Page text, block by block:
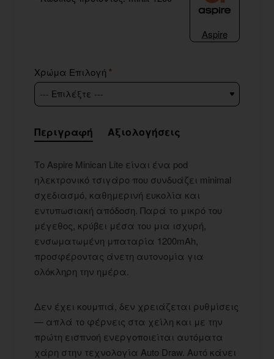
Aspire
Χρώμα Επιλογή
Περιγραφή Αξιολογήσεις
Το Aspire Minican Lite είναι ένα pod
ηλεκτρονικό τσιγάρο που συνδυάζει minimal
σχεδιασμό, καθημερινή ευκολία και
εντυπωσιακή απόδοση. Παρά το μικρό του
μέγεθος, κρύβει μέσα του μια ισχυρή,
ενσωματωμένη μπαταρία 1200mAh,
προσφέροντας άνετη αυτονομία για
ολόκληρη την ημέρα.
Δεν έχει κουμπιά, δεν χρειάζεται ρυθμίσεις
— απλά το φέρνεις στα χείλη και με την
πρώτη εισπνοή ενεργοποιείται αυτόματα
χάρη στην τεχνολογία Auto Draw. Αυτό κάνει